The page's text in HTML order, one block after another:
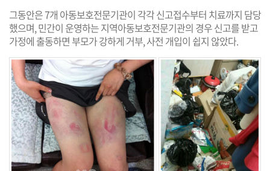
그동안은 7개 아동보호전문기관이 각각 신고접수부터 치료까지 담당
했으며, 민간이 운영하는 지역아동보호전문기관의 경우 신고를 받고
가정에 출동하면 부모가 강하게 거부, 사전 개입이 쉽지 않았다.